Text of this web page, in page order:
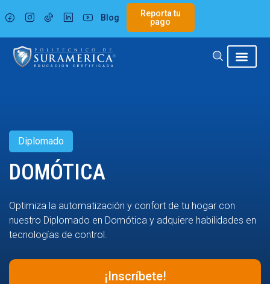
al
contenido
Blog
Reporta tu
pago
Diplomado
DOMÓTICA
Optimiza la automatización y confort de tu hogar con
nuestro Diplomado en Domótica y adquiere habilidades en
tecnologías de control.
¡Inscríbete!